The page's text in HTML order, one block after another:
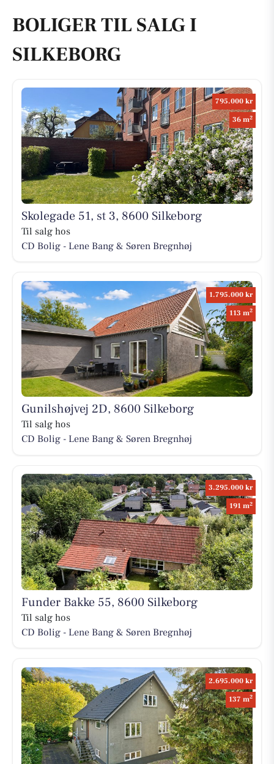
BOLIGER TIL SALG I
SILKEBORG
795.000 kr
36 m2
Skolegade 51, st 3, 8600 Silkeborg
Til salg hos
CD Bolig - Lene Bang & Søren Bregnhøj
1.795.000 kr
113 m2
Gunilshøjvej 2D, 8600 Silkeborg
Til salg hos
CD Bolig - Lene Bang & Søren Bregnhøj
3.295.000 kr
191 m2
Funder Bakke 55, 8600 Silkeborg
Til salg hos
CD Bolig - Lene Bang & Søren Bregnhøj
2.695.000 kr
137 m2